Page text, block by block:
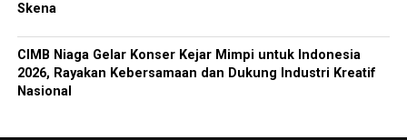
Skena
CIMB Niaga Gelar Konser Kejar Mimpi untuk Indonesia
2026, Rayakan Kebersamaan dan Dukung Industri Kreatif
Nasional